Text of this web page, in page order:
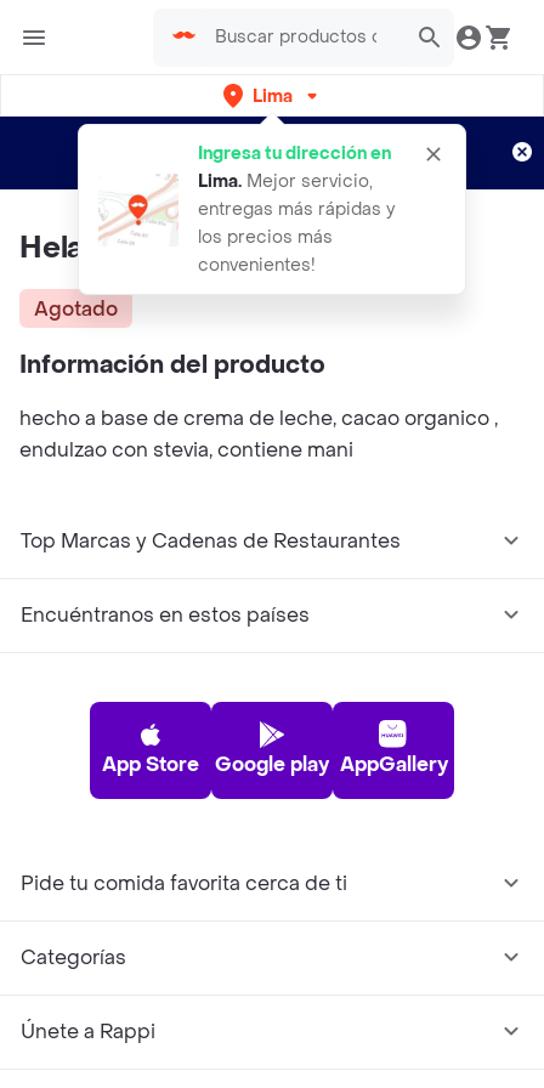
Lima
Ingresa tu dirección en
Lima. Mejor servicio,
entregas más rápidas y
los precios más
convenientes!
envíos gratis por semanas
Aplican TyC
Helado Sublime Keto
Agotado
Información del producto
hecho a base de crema de leche, cacao organico ,
endulzao con stevia, contiene mani
Top Marcas y Cadenas de Restaurantes
Encuéntranos en estos países
App Store Google play AppGallery
Pide tu comida favorita cerca de ti
Categorías
Únete a Rappi